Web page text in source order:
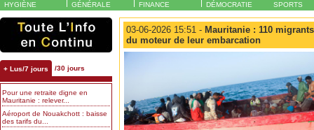
HYGIÈNE
GÉNÉRALE
FINANCE
DÉMOCRATIE
SPORTS
+ Lus/7 jours /30 jours
Pour une retraite digne en
Mauritanie : relever...
Aéroport de Nouakchott : baisse
des tarifs du...
03-06-2026 15:51 - Mauritanie : 110
du moteur de leur embarcation